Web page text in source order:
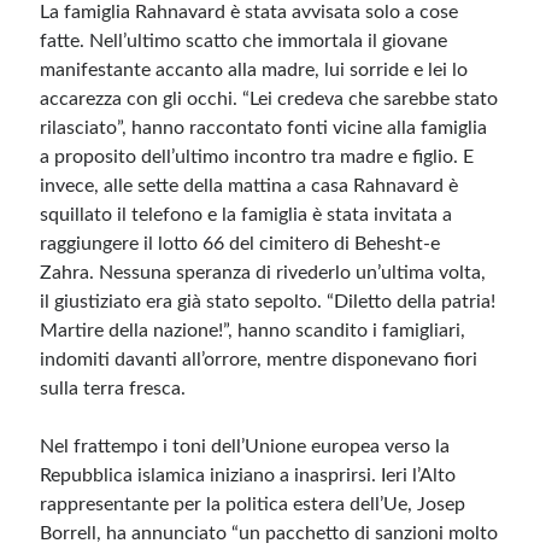
La famiglia Rahnavard è stata avvisata solo a cose
fatte. Nell’ultimo scatto che immortala il giovane
manifestante accanto alla madre, lui sorride e lei lo
accarezza con gli occhi. “Lei credeva che sarebbe stato
rilasciato”, hanno raccontato fonti vicine alla famiglia
a proposito dell’ultimo incontro tra madre e figlio. E
invece, alle sette della mattina a casa Rahnavard è
squillato il telefono e la famiglia è stata invitata a
raggiungere il lotto 66 del cimitero di Behesht-e
Zahra. Nessuna speranza di rivederlo un’ultima volta,
il giustiziato era già stato sepolto. “Diletto della patria!
Martire della nazione!”, hanno scandito i famigliari,
indomiti davanti all’orrore, mentre disponevano fiori
sulla terra fresca.
Nel frattempo i toni dell’Unione europea verso la
Repubblica islamica iniziano a inasprirsi. Ieri l’Alto
rappresentante per la politica estera dell’Ue, Josep
Borrell, ha annunciato “un pacchetto di sanzioni molto